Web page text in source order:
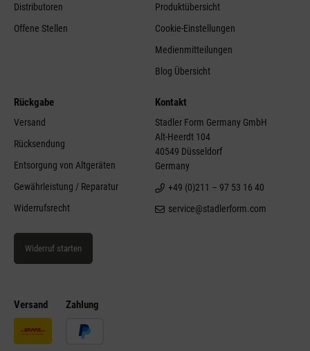
Versand Zahlung
Distributoren
Offene Stellen
Produktübersicht
Cookie-Einstellungen
Medienmitteilungen
Blog Übersicht
Rückgabe
Versand
Rücksendung
Entsorgung von Altgeräten
Gewährleistung / Reparatur
Widerrufsrecht
Widerruf starten
Kontakt
Stadler Form Germany GmbH
Alt-Heerdt 104
40549 Düsseldorf
Germany
+49 (0)211 – 97 53 16 40
service@stadlerform.com